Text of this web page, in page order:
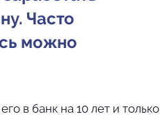
Часто
можно
в банк на 10 лет и только